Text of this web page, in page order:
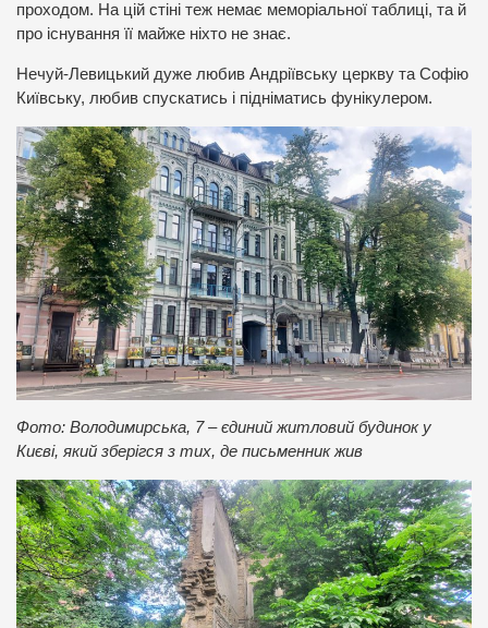
проходом. На цій стіні теж немає меморіальної таблиці, та й
про існування її майже ніхто не знає.
Нечуй-Левицький дуже любив Андріївську церкву та Софію
Київську, любив спускатись і підніматись фунікулером.
Фото: Володимирська, 7 – єдиний житловий будинок у
Києві, який зберігся з тих, де письменник жив